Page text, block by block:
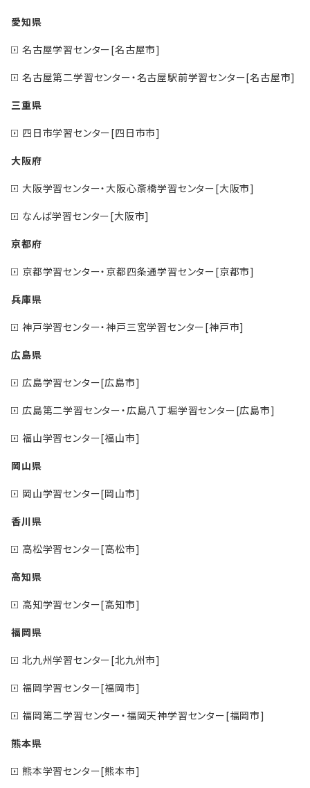
愛知県
名古屋学習センター[名古屋市]
名古屋第二学習センター・名古屋駅前学習センター[名古屋市]
三重県
四日市学習センター[四日市市]
大阪府
大阪学習センター・大阪心斎橋学習センター[大阪市]
なんば学習センター[大阪市]
京都府
京都学習センター・京都四条通学習センター[京都市]
兵庫県
神戸学習センター・神戸三宮学習センター[神戸市]
広島県
広島学習センター[広島市]
広島第二学習センター・広島八丁堀学習センター[広島市]
福山学習センター[福山市]
岡山県
岡山学習センター[岡山市]
香川県
高松学習センター[高松市]
高知県
高知学習センター[高知市]
福岡県
北九州学習センター[北九州市]
福岡学習センター[福岡市]
福岡第二学習センター・福岡天神学習センター[福岡市]
熊本県
熊本学習センター[熊本市]